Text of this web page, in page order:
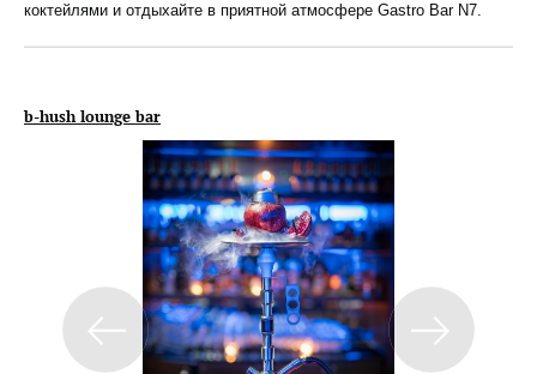
коктейлями и отдыхайте в приятной атмосфере Gastro Bar N7.
b-hush lounge bar